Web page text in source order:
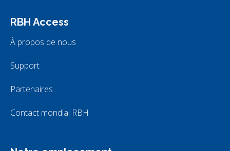
RBH Access
À propos de nous
Support
Partenaires
Contact mondial RBH